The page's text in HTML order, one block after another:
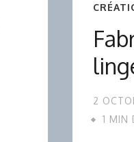
2
1 MIN